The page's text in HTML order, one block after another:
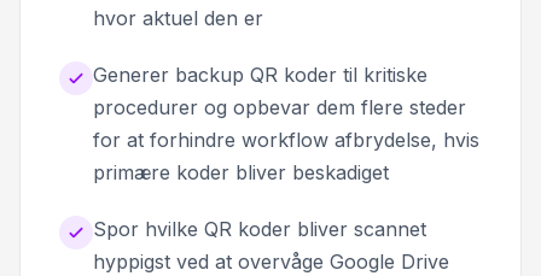
hvor aktuel den er
Generer backup QR koder til kritiske
procedurer og opbevar dem flere steder
for at forhindre workflow afbrydelse, hvis
primære koder bliver beskadiget
Spor hvilke QR koder bliver scannet
hyppigst ved at overvåge Google Drive